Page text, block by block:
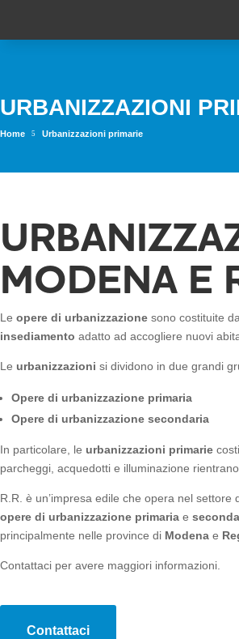
URBANIZZAZIONI
Home 5 Urbanizzazioni primarie
MODENA E
Le opere di urbanizzazione sono costituite
insediamento adatto ad accogliere nuovi
Le urbanizzazioni si dividono in due grandi
Opere di urbanizzazione primaria
Opere di urbanizzazione secondaria
In particolare, le urbanizzazioni primarie
parcheggi, acquedotti e illuminazione
R.R. è un’impresa edile che opera nel settore
opere di urbanizzazione primaria e
principalmente nelle province di Modena e
Contattaci per avere maggiori informazioni.
Contattaci